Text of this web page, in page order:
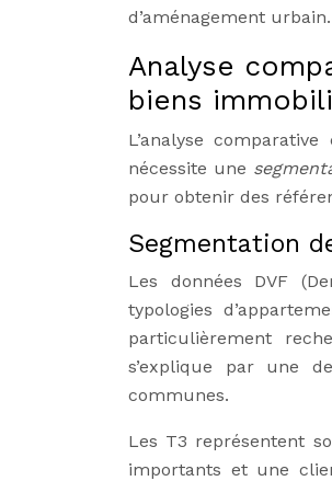
d’aménagement urbain.
Analyse
biens
L’analyse
nécessite une
pour obtenir des
Segmentation
Les données DVF
typologies
particulièrement
s’explique par une
communes.
Les T3 représentent
importants et une